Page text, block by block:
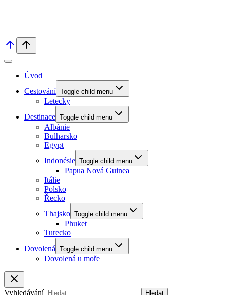
Úvod
Cestování Toggle child menu
Letecky
Destinace Toggle child menu
Albánie
Bulharsko
Egypt
Indonésie Toggle child menu
Papua Nová Guinea
Itálie
Polsko
Řecko
Thajsko Toggle child menu
Phuket
Turecko
Dovolená Toggle child menu
Dovolená u moře
Vyhledávání